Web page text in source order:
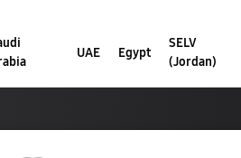
UAE Egypt
SELV
(Jordan)